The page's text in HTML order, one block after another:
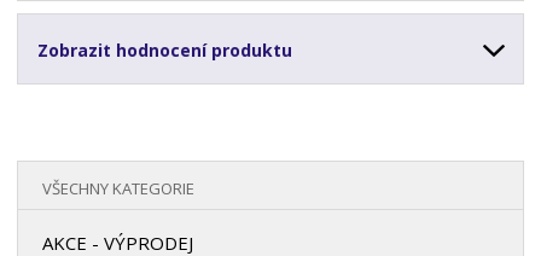
Zobrazit hodnocení produktu
VŠECHNY KATEGORIE
AKCE - VÝPRODEJ